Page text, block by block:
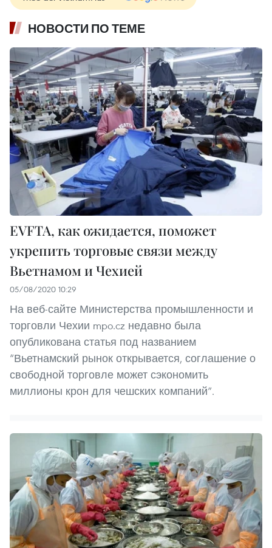
НОВОСТИ ПО ТЕМЕ
EVFTA, как ожидается, поможет
укрепить торговые связи между
Вьетнамом и Чехией
05/08/2020 10:29
На веб-сайте Министерства промышленности и
торговли Чехии mpo.cz недавно была
опубликована статья под названием
“Вьетнамский рынок открывается, соглашение о
свободной торговле может сэкономить
миллионы крон для чешских компаний”.